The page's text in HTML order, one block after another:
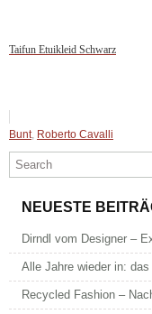
Taifun Etuikleid Schwarz
Bunt, Roberto Cavalli
NEUESTE
Dirndl vom Designer –
Alle Jahre wieder in:
Recycled Fashion –